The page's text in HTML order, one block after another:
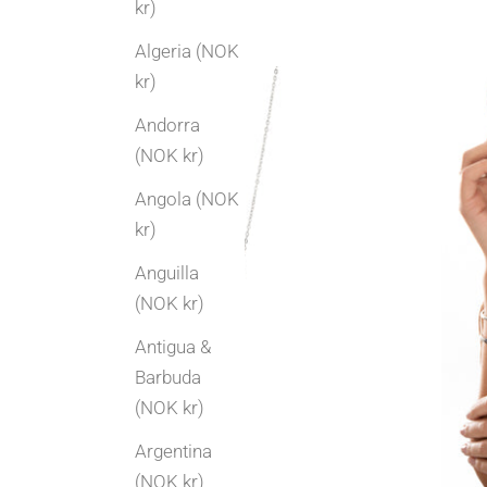
kr)
Algeria (NOK
kr)
Andorra
(NOK kr)
Angola (NOK
kr)
Anguilla
(NOK kr)
Antigua &
Barbuda
(NOK kr)
Argentina
(NOK kr)